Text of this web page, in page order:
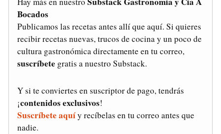
Bocados
Publicamos las recetas antes allí que aquí. Si quieres
recibir recetas nuevas, trucos de cocina y un poco de
cultura gastronómica directamente en tu correo,
suscríbete gratis a nuestro Substack.
Y si te conviertes en suscriptor de pago, tendrás
¡contenidos exclusivos!
Suscríbete aquíy recíbelas en tu correo antes que
nadie.